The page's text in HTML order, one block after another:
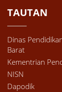
TAUTAN
Dinas
Barat
Kementrian
NISN
Dapodik